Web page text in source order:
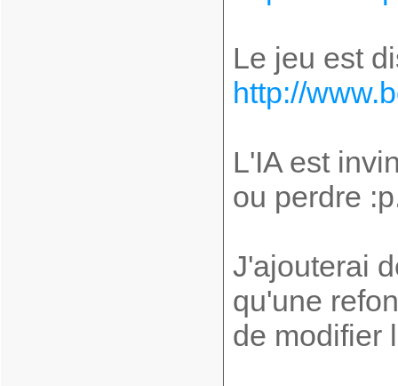
Le jeu est
http://
L'IA est
ou perdre
J'ajouterai
qu'une
de modifier